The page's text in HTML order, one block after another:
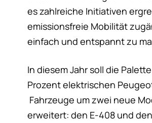
es zahlreiche Initiativen
emissionsfreie Mobilität
einfach und entspannt zu
In diesem Jahr soll die
Prozent elektrischen
Fahrzeuge um zwei neue
erweitert: den E-408 und